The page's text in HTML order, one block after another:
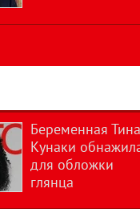
Беременная Тина
Кунаки
для обложки
глянца